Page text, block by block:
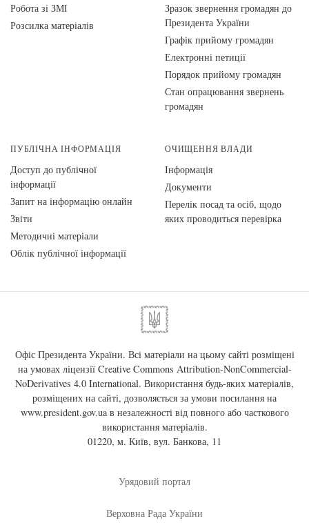
Робота зі ЗМІ
Розсилка матеріалів
Зразок звернення громадян до
Президента України
Графік прийому громадян
Електронні петиції
Порядок прийому громадян
Стан опрацювання звернень
громадян
ПУБЛІЧНА ІНФОРМАЦІЯ
Доступ до публічної
інформації
Запит на інформацію онлайн
Звіти
Методичні матеріали
Облік публічної інформації
ОЧИЩЕННЯ ВЛАДИ
Інформація
Документи
Перелік посад та осіб, щодо
яких проводиться перевірка
Офіс Президента України. Всі матеріали на цьому сайті розміщені
на умовах ліцензії Creative Commons Attribution-NonCommercial-
NoDerivatives 4.0 International. Використання будь-яких матеріалів,
розміщених на сайті, дозволяється за умови посилання на
www.president.gov.uaв незалежності від повного або часткового
використання матеріалів.
01220, м. Київ, вул. Банкова, 11
Урядовий портал
Верховна Рада України